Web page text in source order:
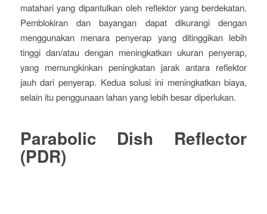
matahari yang dipantulkan oleh reflektor yang berdekatan.
Pemblokiran dan bayangan dapat dikurangi dengan
menggunakan menara penyerap yang ditinggikan lebih
tinggi dan/atau dengan meningkatkan ukuran penyerap,
yang memungkinkan peningkatan jarak antara reflektor
jauh dari penyerap. Kedua solusi ini meningkatkan biaya,
selain itu penggunaan lahan yang lebih besar diperlukan.
Parabolic Dish Reflector
(PDR)